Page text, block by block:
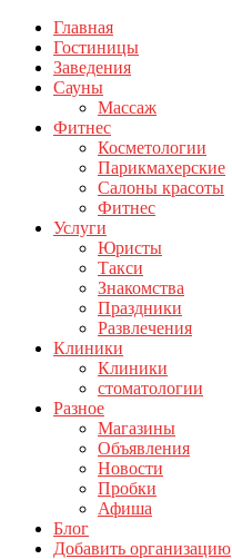
Главная
Гостиницы
Заведения
Сауны
Массаж
Фитнес
Косметологии
Парикмахерские
Салоны красоты
Фитнес
Услуги
Юристы
Такси
Знакомства
Праздники
Развлечения
Клиники
Клиники
стоматологии
Разное
Магазины
Объявления
Новости
Пробки
Афиша
Блог
Добавить организацию